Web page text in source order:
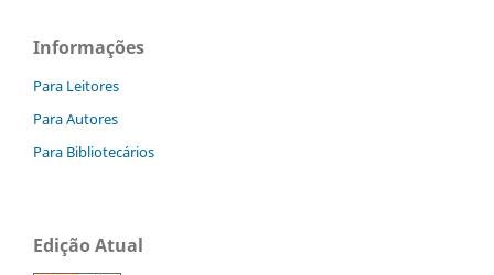
Informações
Para Leitores
Para Autores
Para Bibliotecários
Edição Atual